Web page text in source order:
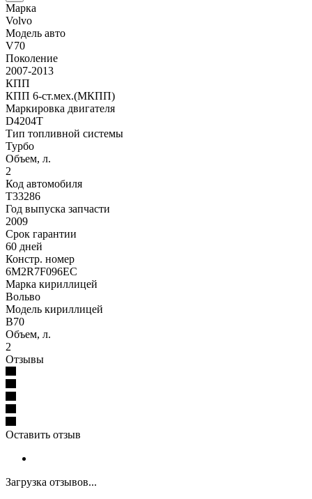
Марка
Volvo
Модель авто
V70
Поколение
2007-2013
КПП
КПП 6-ст.мех.(МКПП)
Маркировка двигателя
D4204T
Тип топливной системы
Турбо
Объем, л.
2
Код автомобиля
T33286
Год выпуска запчасти
2009
Срок гарантии
60 дней
Констр. номер
6M2R7F096EC
Марка кириллицей
Вольво
Модель кириллицей
В70
Объем, л.
2
Отзывы
Оставить отзыв
Загрузка отзывов...